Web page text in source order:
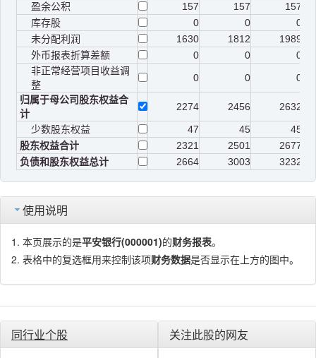
盈余公积
157 157
157
库存股
0 0
0
未分配利润
1630 1812
1989
外币报表折算差额
0 0
0
非正常经营项目收益调
整
0 0
0
归属于母公司股东权益合
计
2274 2456
2632
少数股东权益
47 45
45
股东权益合计
2321 2501
2677
负债和股东权益总计
2664 3003 3232
使用说明
本页展示的是平安银行(000001)的财务报表。
表格中的复选框用来控制该项财务数据是否显示在上方的图中。
同行业个股 关注此股的网友